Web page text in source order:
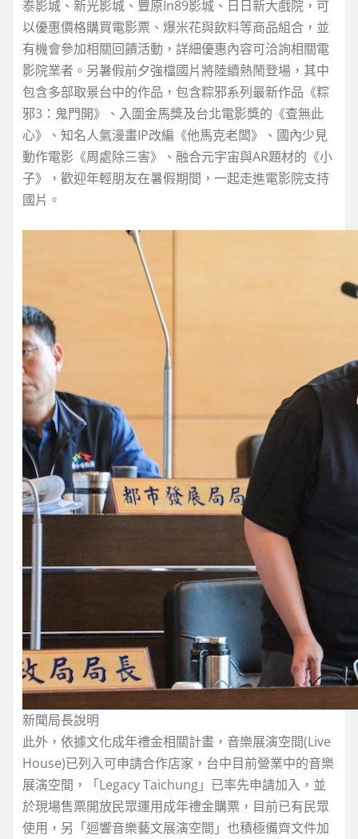
泰影城、新光影城、豐原In89影城、日日新大戲院，可
以優惠價格購買電影票、爆米花與飲料等商品組合，並
有機會參加相關回饋活動，詳細優惠內容可洽詢相關電
影院業者。另暑假前夕強檔國片將陸續熱鬧登場，其中
包含多部取景台中的作品，包含粽邪系列最新作品《粽
邪3：鬼門開》、入圍金馬獎及台北電影獎的《查無此
心》、知名人氣漫畫IP改編《他馬克老闆》、國內少見
動作電影《周處除三害》、融合元宇宙與AR題材的《小
子》，歡迎年輕朋友在暑假期間，一起走進電影院支持
國片。
新聞局長說明
此外，依據文化成年禮金相關計畫，音樂展演空間(Live
House)已列入可申請合作店家，台中目前營業中的音樂
展演空間，「Legacy Taichung」已率先申請加入，並
於現場售票開放民眾運用成年禮金購票，目前已有民眾
使用，另「迴響音樂藝文展演空間」也積極備齊文件加